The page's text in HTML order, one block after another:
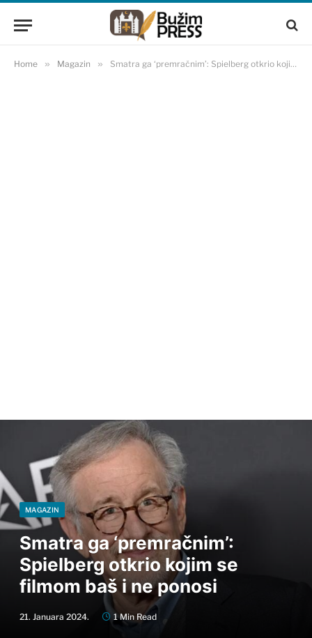
Home » Magazin » Smatra ga ‘premračnim’: Spielberg otkrio kojim se filmom baš i ne ponosi
MAGAZIN
Smatra ga ‘premračnim’:
Spielberg otkrio kojim se
filmom baš i ne ponosi
21. Januara 2024. 1 Min Read